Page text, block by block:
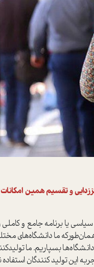
و تقسیم همین
یا برنامه جامع و
ما دانشگاه‌های
بسپاریم. ما
این تولید کنندگان